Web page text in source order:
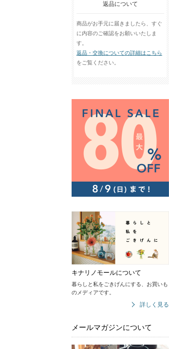
返品について
商品がお手元に届きましたら、すぐ
に内容のご確認をお願いいたしま
す。
返品・交換についての詳細はこちら
をご覧ください。
キナリノモールについて
暮らしと私をごきげんにする、お買いも
のメディアです。
詳しく見る
メールマガジンについて